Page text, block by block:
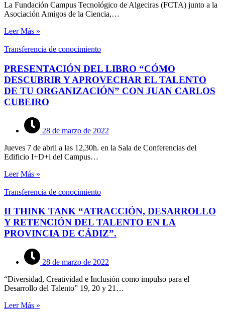
La Fundación Campus Tecnológico de Algeciras (FCTA) junto a la
Asociación Amigos de la Ciencia,…
Leer Más »
Transferencia de conocimiento
PRESENTACIÓN DEL LIBRO “CÓMO
DESCUBRIR Y APROVECHAR EL TALENTO
DE TU ORGANIZACIÓN” CON JUAN CARLOS
CUBEIRO
28 de marzo de 2022
Jueves 7 de abril a las 12,30h. en la Sala de Conferencias del
Edificio I+D+i del Campus…
Leer Más »
Transferencia de conocimiento
II THINK TANK “ATRACCIÓN, DESARROLLO
Y RETENCIÓN DEL TALENTO EN LA
PROVINCIA DE CÁDIZ”.
28 de marzo de 2022
“Diversidad, Creatividad e Inclusión como impulso para el
Desarrollo del Talento” 19, 20 y 21…
Leer Más »